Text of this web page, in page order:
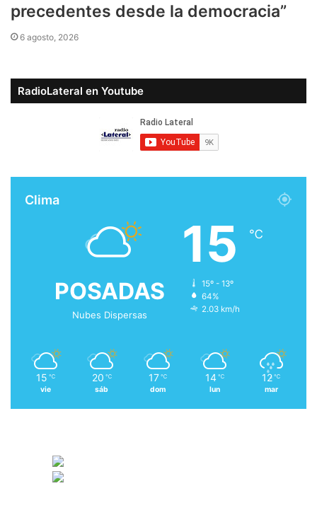
precedentes desde la democracia”
6 agosto, 2026
RadioLateral en Youtube
Clima
POSADAS
Nubes Dispersas
15 ℃
15º - 13º
64%
2.03 km/h
15 ℃
vie
20 ℃
sáb
17 ℃
dom
14 ℃
lun
12 ℃
mar